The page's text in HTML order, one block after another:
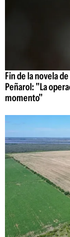
Fin de la novela
Peñarol: "La
momento"